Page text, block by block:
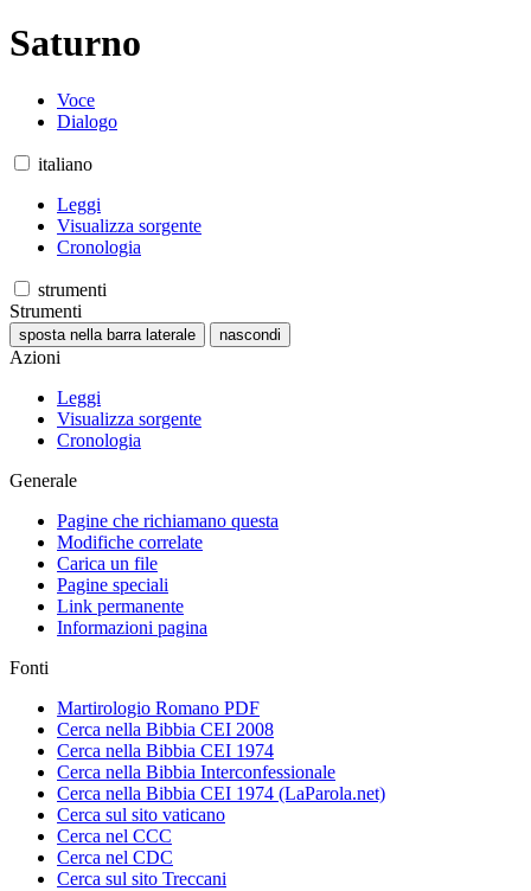
Saturno
Voce
Dialogo
italiano
Leggi
Visualizza sorgente
Cronologia
strumenti
Strumenti
sposta nella barra laterale nascondi
Azioni
Leggi
Visualizza sorgente
Cronologia
Generale
Pagine che richiamano questa
Modifiche correlate
Carica un file
Pagine speciali
Link permanente
Informazioni pagina
Fonti
Martirologio Romano PDF
Cerca nella Bibbia CEI 2008
Cerca nella Bibbia CEI 1974
Cerca nella Bibbia Interconfessionale
Cerca nella Bibbia CEI 1974 (LaParola.net)
Cerca sul sito vaticano
Cerca nel CCC
Cerca nel CDC
Cerca sul sito Treccani